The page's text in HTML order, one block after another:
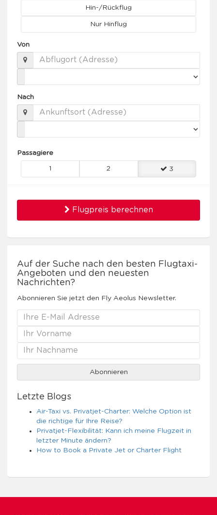
Hin-/Rückflug
Nur Hinflug
Von
Nach
Passagiere
1 2 3
Flugpreis berechnen
Auf der Suche nach den besten Flugtaxi-
Angeboten und den neuesten
Nachrichten?
Abonnieren Sie jetzt den Fly Aeolus Newsletter.
Letzte Blogs
Air-Taxi vs. Privatjet-Charter: Welche Option ist
die richtige für Ihre Reise?
Privatjet-Flexibilität: Kann ich meine Flugzeit in
letzter Minute ändern?
How to Book a Private Jet or Charter Flight